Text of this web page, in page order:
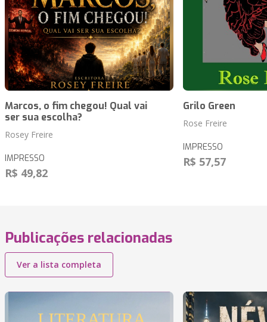
Marcos, o fim chegou! Qual vai
ser sua escolha?
Rosey Freire
IMPRESSO
R$ 49,82
Grilo Green
Rose Freire
IMPRESSO
R$ 57,57
Publicações relacionadas
Ver a lista completa